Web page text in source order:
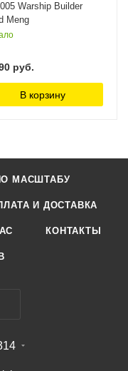
Warship Builder
Meng
руб.
В корзину
МАСШТАБУ
И ДОСТАВКА
КОНТАКТЫ